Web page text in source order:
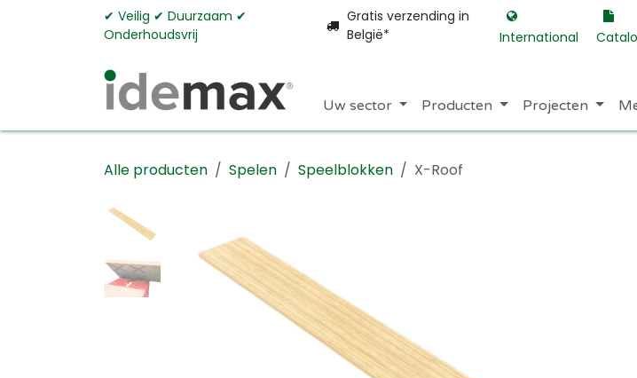
Overslaan naar inhoud✔︎ Veilig ✔︎ Duurzaam ✔︎
Onderhoudsvrij
Gratis verzending in
België*
International
Uw sector Producten Projecten
Alle producten Spelen Speelblokken X-Roof